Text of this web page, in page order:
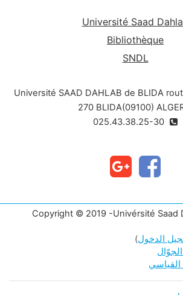
Université Saad
Bibliothèque
SNDL
Université SAAD DAHLAB de BLIDA
270 BLIDA(09100)
Copyright © 2019 -Univérsité Saad
الدخول)
القياسي